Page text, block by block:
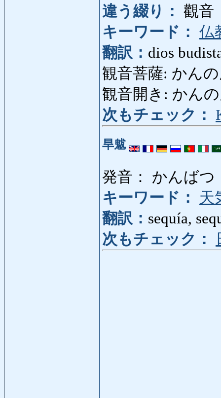
違う綴り： 觀音
キーワード： 仏
翻訳： dios
観音菩薩: かん
観音開き: かんの
次もチェック：
旱魃
発音： かんばつ
キーワード：
天
翻訳： sequía,
次もチェック：